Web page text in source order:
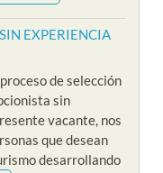
EXPERIENCIA
de selección
sin
vacante, nos
que desean
desarrollando